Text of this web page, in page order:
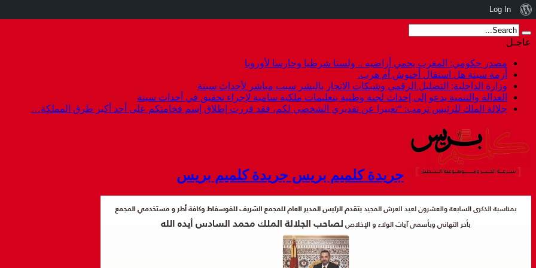
عاجـل
مصدر حكومي: المغرب يحمي أراضيه .. ولسنا شرطيا وحارسا لأوروبا
أزمة سبتة هل استقال أخنوش أم هرب.
وزارة الداخلية: التضليل الرقمي وشبكات الاتجار بالبشر سبب مباشر لأحداث سبتة
العدالة والتنمية يدعو إلى إحداث لجنة وطنية بتعليمات ملكية سامية لإجراء تحقيق في أحداث سبتة
جلالة الملك للرئيس ترمب: “تعبيرا عن تقديري الشخصي لكم، فقد قررت إطلاق إسم فخامتكم على أحد أكبر طرق المملكة…
جريدة كلميم بريس جريدة كلميم بريس
نبذة
عن
ووردبريس
Log In